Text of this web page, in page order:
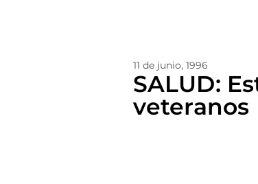
11 de junio, 1996
SALUD:
veteranos